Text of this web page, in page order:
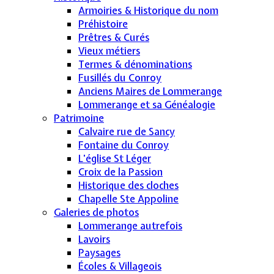
Armoiries & Historique du nom
Préhistoire
Prêtres & Curés
Vieux métiers
Termes & dénominations
Fusillés du Conroy
Anciens Maires de Lommerange
Lommerange et sa Généalogie
Patrimoine
Calvaire rue de Sancy
Fontaine du Conroy
L'église St Léger
Croix de la Passion
Historique des cloches
Chapelle Ste Appoline
Galeries de photos
Lommerange autrefois
Lavoirs
Paysages
Écoles & Villageois